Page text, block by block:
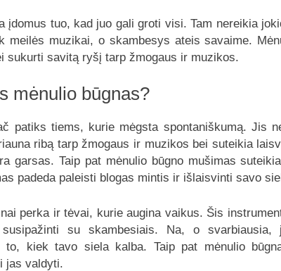
įdomus tuo, kad juo gali groti visi. Tam nereikia
meilės muzikai, o skambesys ateis savaime.
sukurti savitą ryšį tarp žmogaus ir muzikos.
mėnulio būgnas?
patiks tiems, kurie mėgsta spontaniškumą. Jis
ribą tarp žmogaus ir muzikos bei suteikia
garsas. Taip pat mėnulio būgno mušimas
padeda paleisti blogas mintis ir išlaisvinti savo
perka ir tėvai, kurie augina vaikus. Šis
su skambesiais. Na, o
kiek tavo siela kalba. Taip pat mėnulio
jas valdyti.